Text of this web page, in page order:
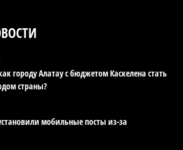
1 H2O и откроют академию
назначили нового
городу Алатау с бюджетом Каскелена стать
страны?
мобильные посты из-за